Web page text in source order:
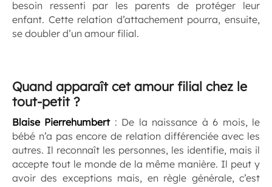
besoin ressenti par les parents de protéger leur
enfant. Cette relation d’attachement pourra, ensuite,
se doubler d’un amour filial.
Quand apparaît cet amour filial chez le
tout-petit ?
Blaise Pierrehumbert : De la naissance à 6 mois, le
bébé n’a pas encore de relation différenciée avec les
autres. Il reconnaît les personnes, les identifie, mais il
accepte tout le monde de la même manière. Il peut y
avoir des exceptions mais, en règle générale, c’est